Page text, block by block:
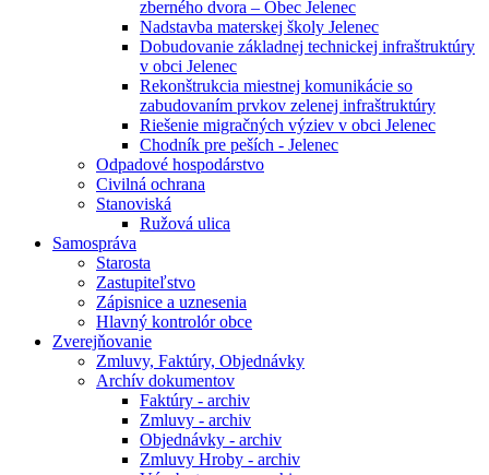
zberného dvora – Obec Jelenec
Nadstavba materskej školy Jelenec
Dobudovanie základnej technickej infraštruktúry
v obci Jelenec
Rekonštrukcia miestnej komunikácie so
zabudovaním prvkov zelenej infraštruktúry
Riešenie migračných výziev v obci Jelenec
Chodník pre peších - Jelenec
Odpadové hospodárstvo
Civilná ochrana
Stanoviská
Ružová ulica
Samospráva
Starosta
Zastupiteľstvo
Zápisnice a uznesenia
Hlavný kontrolór obce
Zverejňovanie
Zmluvy, Faktúry, Objednávky
Archív dokumentov
Faktúry - archiv
Zmluvy - archiv
Objednávky - archiv
Zmluvy Hroby - archiv